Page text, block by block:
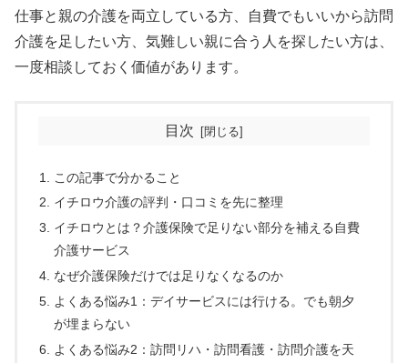
仕事と親の介護を両立している方、自費でもいいから訪問
介護を足したい方、気難しい親に合う人を探したい方は、
一度相談しておく価値があります。
目次
この記事で分かること
イチロウ介護の評判・口コミを先に整理
イチロウとは？介護保険で足りない部分を補える自費
介護サービス
なぜ介護保険だけでは足りなくなるのか
よくある悩み1：デイサービスには行ける。でも朝夕
が埋まらない
よくある悩み2：訪問リハ・訪問看護・訪問介護を天